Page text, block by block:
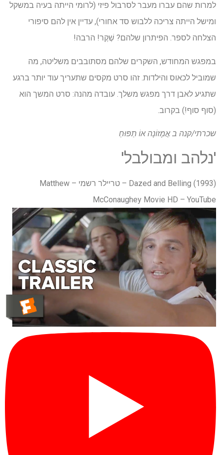
למרות שהם עברו מעבר לסרבול פיזי (לרומי הייתה בעיה במשקל
ומישל הייתה צריכה ללבוש סד אחורי), עדיין אין להם סיפורי
הצלחה לספר. הפיתרון שלהם? שֶׁקֶר! הרבה!
במפגש המחודש, השקרים שלהם מסתובבים משליטה, מה
שמוביל לכאוס והילדות. זהו סרט מקסים שתעריך עוד יותר ברגע
שתגיע לאבן דרך מפגש משלך. עובדה מהנה: סרט המשך הוא
(סוף סוף!) בקרוב.
שכרתי/קנה ב אֲמָזוֹנָה אוֹ תַפּוּחַ
'נלהב ומבולבל'
Dazed and Belling (1993) – טריילר רשמי – Matthew
McConaughey Movie HD – YouTube